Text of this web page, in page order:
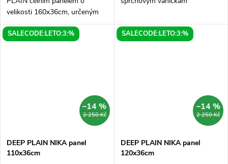
velikosti 160x36cm, určeným
pro pravou stranu vaší
místnosti. Tento moderní a
SALECODE:LETO:3:%
2 250 Kč
–14 %
DEEP PLAIN NIKA panel
110x36cm
SALECODE:LETO:3:%
2 250 Kč
–14 %
DEEP PLAIN NIKA panel
120x36cm